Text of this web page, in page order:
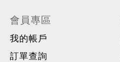
會員專區
我的帳戶
訂單查詢